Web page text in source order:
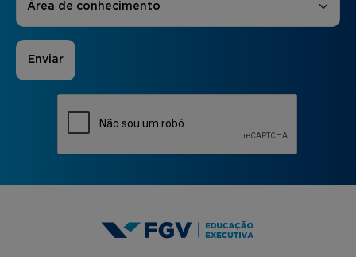
Área de conhecimento